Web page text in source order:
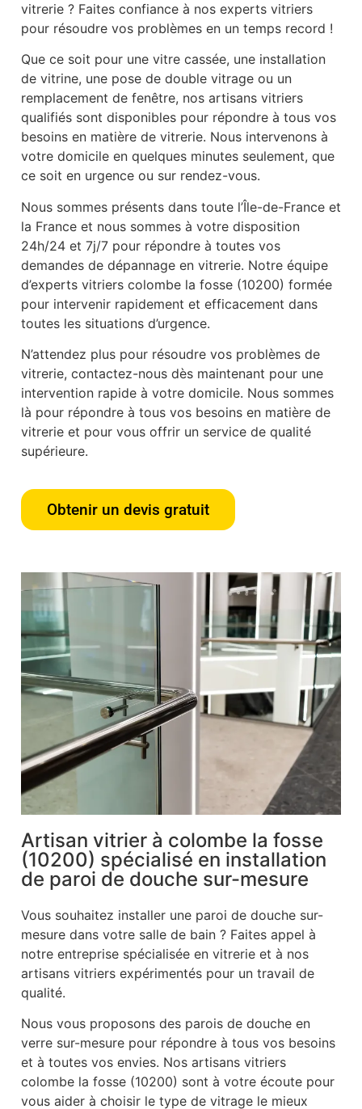
vitrerie ? Faites confiance à nos experts vitriers
pour résoudre vos problèmes en un temps record !
Que ce soit pour une vitre cassée, une installation
de vitrine, une pose de double vitrage ou un
remplacement de fenêtre, nos artisans vitriers
qualifiés sont disponibles pour répondre à tous vos
besoins en matière de vitrerie. Nous intervenons à
votre domicile en quelques minutes seulement, que
ce soit en urgence ou sur rendez-vous.
Nous sommes présents dans toute l’Île-de-France et
la France et nous sommes à votre disposition
24h/24 et 7j/7 pour répondre à toutes vos
demandes de dépannage en vitrerie. Notre équipe
d’experts vitriers colombe la fosse (10200) formée
pour intervenir rapidement et efficacement dans
toutes les situations d’urgence.
N’attendez plus pour résoudre vos problèmes de
vitrerie, contactez-nous dès maintenant pour une
intervention rapide à votre domicile. Nous sommes
là pour répondre à tous vos besoins en matière de
vitrerie et pour vous offrir un service de qualité
supérieure.
Obtenir un devis gratuit
Artisan vitrier à colombe la fosse
(10200) spécialisé en installation
de paroi de douche sur-mesure
Vous souhaitez installer une paroi de douche sur-
mesure dans votre salle de bain ? Faites appel à
notre entreprise spécialisée en vitrerie et à nos
artisans vitriers expérimentés pour un travail de
qualité.
Nous vous proposons des parois de douche en
verre sur-mesure pour répondre à tous vos besoins
et à toutes vos envies. Nos artisans vitriers
colombe la fosse (10200) sont à votre écoute pour
vous aider à choisir le type de vitrage le mieux